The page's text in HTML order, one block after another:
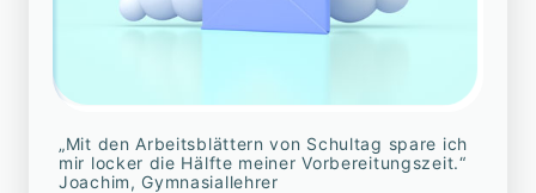
„Mit den Arbeitsblättern von Schultag spare ich
mir locker die Hälfte meiner Vorbereitungszeit.“
Joachim, Gymnasiallehrer